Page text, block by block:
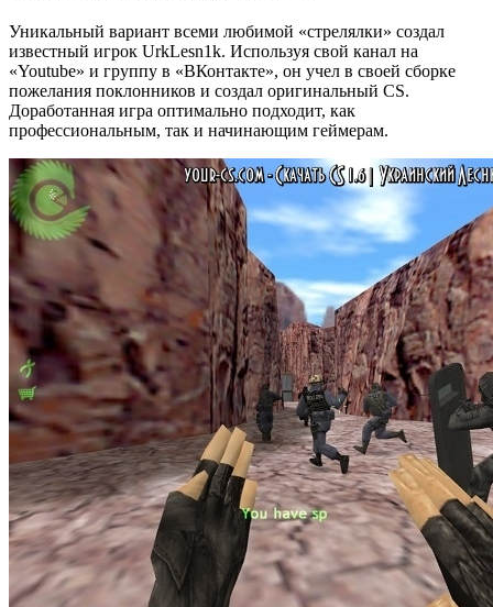
Уникальный вариант всеми любимой «стрелялки» создал
известный игрок UrkLesn1k. Используя свой канал на
«Youtube» и группу в «ВКонтакте», он учел в своей сборке
пожелания поклонников и создал оригинальный CS.
Доработанная игра оптимально подходит, как
профессиональным, так и начинающим геймерам.